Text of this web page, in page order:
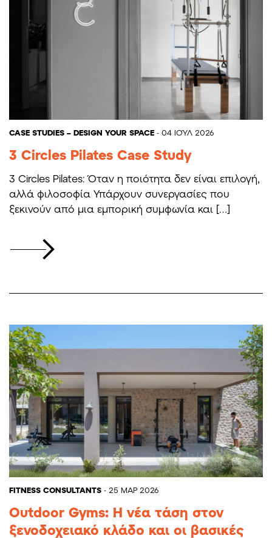
CASE STUDIES – DESIGN YOUR SPACE - 04 ΙΟΎΛ 2026
3 Circles Pilates Case Study
3 Circles Pilates: Όταν η ποιότητα δεν είναι επιλογή,
αλλά φιλοσοφία Υπάρχουν συνεργασίες που
ξεκινούν από μια εμπορική συμφωνία και […]
FITNESS CONSULTANTS - 25 ΜΑΡ 2026
Outdoor Gyms: Η νέα τάση στον
ξενοδοχειακό κλάδο και οι βασικές